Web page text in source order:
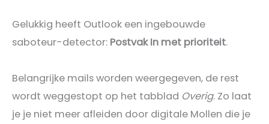
Gelukkig heeft Outlook een ingebouwde
saboteur-detector: Postvak In met prioriteit.
Belangrijke mails worden weergegeven, de rest
wordt weggestopt op het tabblad Overig. Zo laat
je je niet meer afleiden door digitale Mollen die je